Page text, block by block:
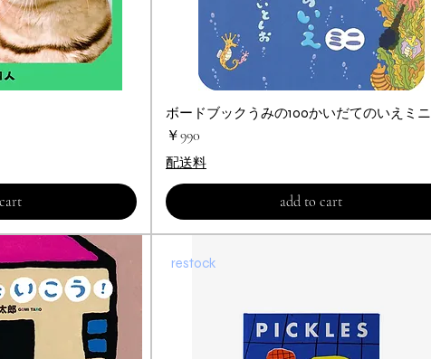
クイックビュー
ボードブックうみの100かいだてのいえミニ
価格
￥990
配送料
add to cart
restock